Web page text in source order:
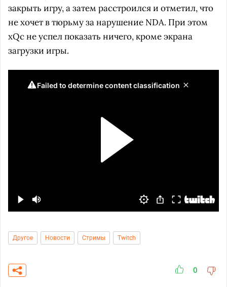
закрыть игру, а затем расстроился и отметил, что
не хочет в тюрьму за нарушение NDA. При этом
xQc не успел показать ничего, кроме экрана
загрузки игры.
Другое Новости Стримы Twitch
0